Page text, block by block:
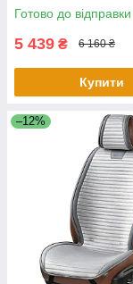
Готово до відправки
5 439 ₴ 6 160 ₴
Купити
–12%